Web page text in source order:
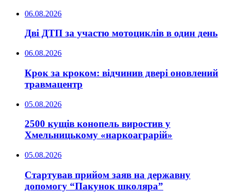
06.08.2026
Дві ДТП за участю мотоциклів в один день
06.08.2026
Крок за кроком: відчинив двері оновлений
травмацентр
05.08.2026
2500 кущів конопель виростив у
Хмельницькому «наркоаграрій»
05.08.2026
Стартував прийом заяв на державну
допомогу “Пакунок школяра”